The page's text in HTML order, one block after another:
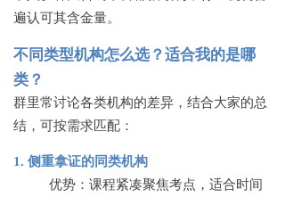
遍认可其含金量。
不同类型机构怎么选？适合我的是哪
类？
群里常讨论各类机构的差异，结合大家的总
结，可按需求匹配：
1. 侧重拿证的同类机构
优势：课程紧凑聚焦考点，适合时间